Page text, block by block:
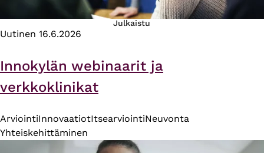
Julkaistu
Uutinen 16.6.2026
Innokylän webinaarit ja
verkkoklinikat
ArviointiInnovaatiotItsearviointiNeuvonta
Yhteiskehittäminen